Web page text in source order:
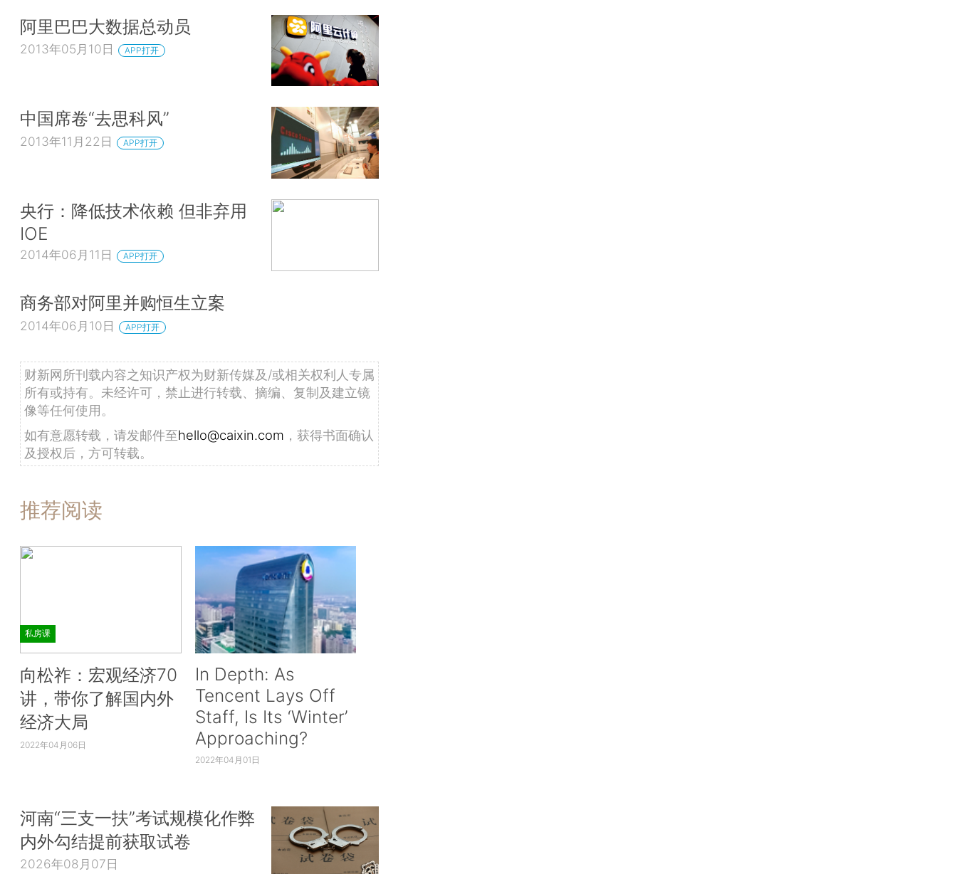
阿里巴巴大数据总动员
2013年05月10日 APP打开
中国席卷“去思科风”
2013年11月22日 APP打开
央行：降低技术依赖 但非弃用
IOE
2014年06月11日 APP打开
商务部对阿里并购恒生立案
2014年06月10日 APP打开
财新网所刊载内容之知识产权为财新传媒及/或相关权利人专属
所有或持有。未经许可，禁止进行转载、摘编、复制及建立镜
像等任何使用。
如有意愿转载，请发邮件至hello@caixin.com ，获得书面确认
及授权后，方可转载。
推荐阅读
私房课
向松祚：宏观经济70
讲，带你了解国内外
经济大局
2022年04月06日
In Depth: As
Tencent Lays Off
Staff, Is Its ‘Winter’
Approaching?
2022年04月01日
河南“三支一扶”考试规模化作弊
内外勾结提前获取试卷
2026年08月07日